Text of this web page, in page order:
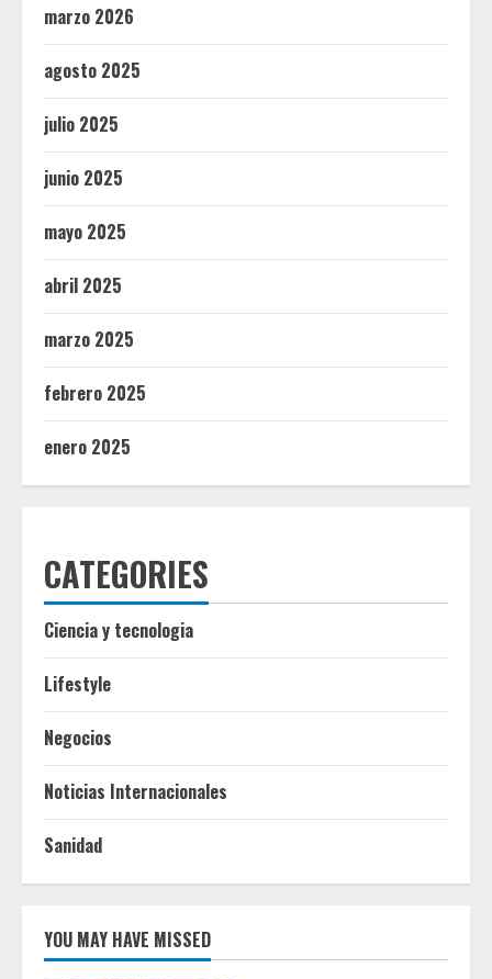
marzo 2026
agosto 2025
julio 2025
junio 2025
mayo 2025
abril 2025
marzo 2025
febrero 2025
enero 2025
CATEGORIES
Ciencia y tecnologia
Lifestyle
Negocios
Noticias Internacionales
Sanidad
YOU MAY HAVE MISSED